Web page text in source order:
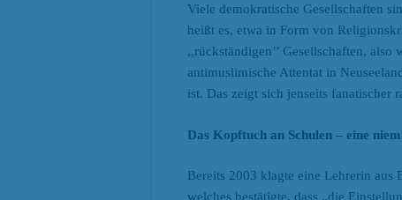
Viele demokratische Gesellschaften
heißt es, etwa in Form von
,,rückständigen’’ Gesellschaften,
antimuslimische Attentat in
ist. Das zeigt sich jenseits fanatischer
Das Kopftuch an Schulen – eine
Bereits 2003 klagte eine Lehrerin aus
welches bestätigte, dass „die